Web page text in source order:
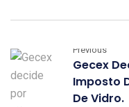
Previous
Gecex
Imposto
De Vidro.